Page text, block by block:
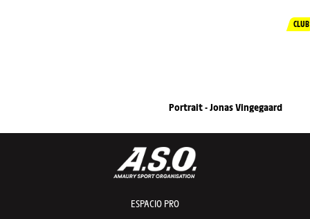
CLUB
Portrait - Jonas Vingegaard
ESPACIO PRO